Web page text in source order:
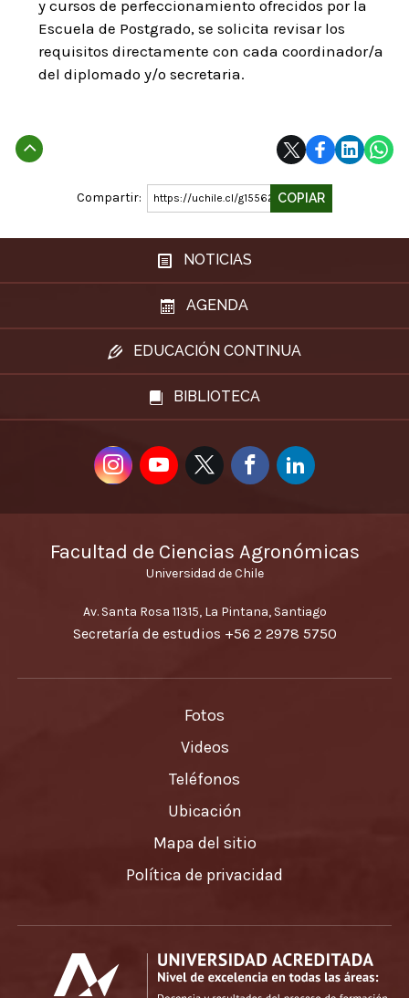
y cursos de perfeccionamiento ofrecidos por la
Escuela de Postgrado, se solicita revisar los
requisitos directamente con cada coordinador/a
del diplomado y/o secretaria.
Subir
Compartir: https://uchile.cl/g155620COPIAR
NOTICIAS
AGENDA
EDUCACIÓN CONTINUA
BIBLIOTECA
Facultad de Ciencias Agronómicas
Universidad de Chile
Av. Santa Rosa 11315, La Pintana, Santiago
Secretaría de estudios +56 2 2978 5750
Fotos
Videos
Teléfonos
Ubicación
Mapa del sitio
Política de privacidad